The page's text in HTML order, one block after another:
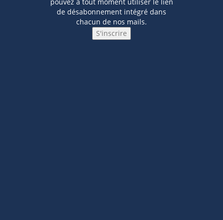
pouvez à tout moment utiliser le lien
de désabonnement intégré dans
chacun de nos mails.